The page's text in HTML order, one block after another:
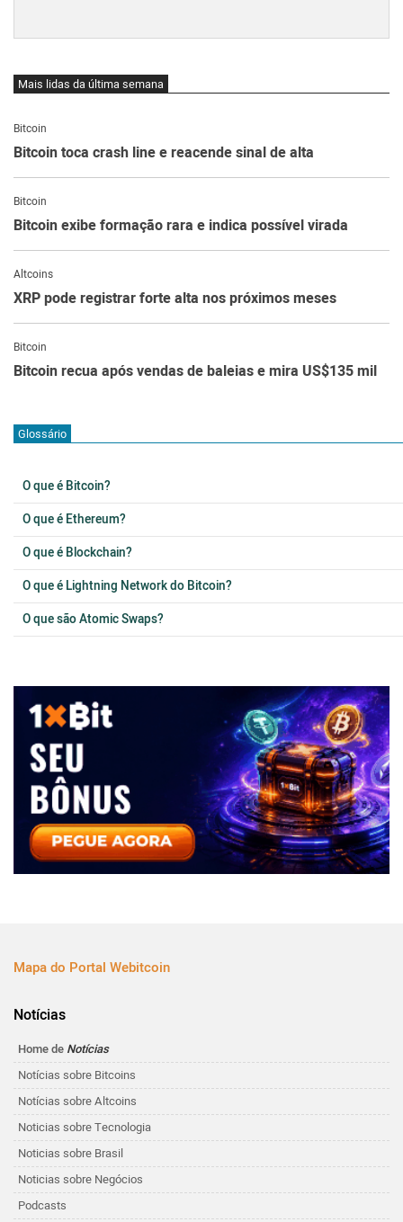
Mais lidas da última semana
Bitcoin
Bitcoin toca crash line e reacende sinal de alta
Bitcoin
Bitcoin exibe formação rara e indica possível virada
Altcoins
XRP pode registrar forte alta nos próximos meses
Bitcoin
Bitcoin recua após vendas de baleias e mira US$135 mil
Glossário
O que é Bitcoin?
O que é Ethereum?
O que é Blockchain?
O que é Lightning Network do Bitcoin?
O que são Atomic Swaps?
Mapa do Portal Webitcoin
Notícias
Home de Notícias
Notícias sobre Bitcoins
Notícias sobre Altcoins
Noticias sobre Tecnologia
Noticias sobre Brasil
Noticias sobre Negócios
Podcasts